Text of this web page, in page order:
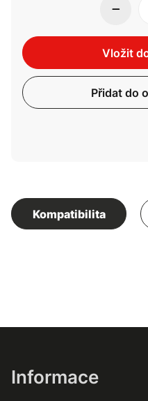
Vložit
Přidat do
Kompatibilita
Informace